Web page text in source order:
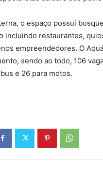
o espaço possui
incluindo restaurantes,
empreendedores. O
sendo ao todo, 106
e 26 para motos.